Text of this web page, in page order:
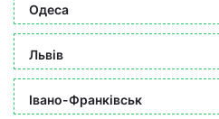
Одеса
Львів
Івано-Франківськ